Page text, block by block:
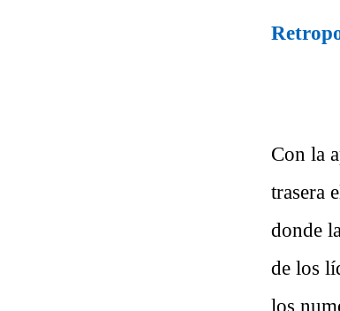
Con la
trasera
donde
de los
los